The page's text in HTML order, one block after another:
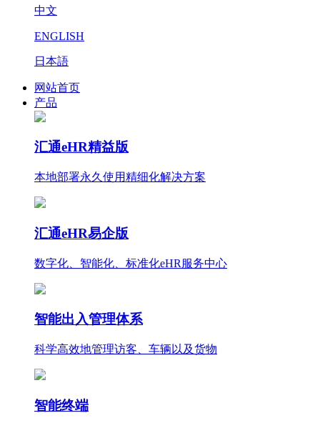
中文
ENGLISH
日本語
网站首页
产品
汇通eHR精益版
本地部署永久使用精细化解决方案
汇通eHR易企版
数字化、智能化、标准化eHR服务中心
智能出入管理体系
科学高效地管理访客、车辆以及货物
智能终端